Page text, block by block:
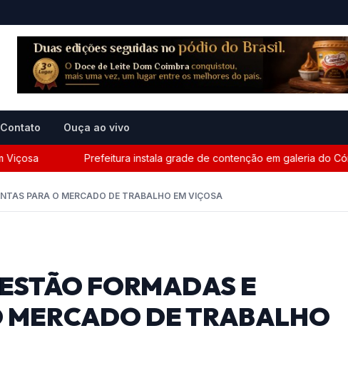
Contato Ouça ao vivo
Prefeitura instala grade de contenção em galeria do
PARA O MERCADO DE TRABALHO EM VIÇOSA
FORMADAS E
MERCADO DE TRABALHO